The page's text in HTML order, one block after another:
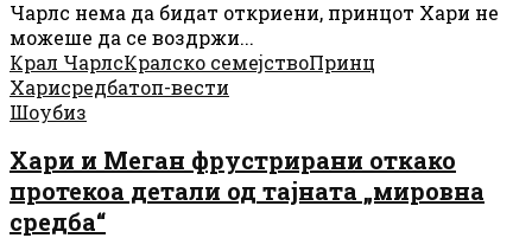
Чарлс нема да бидат откриени, принцот Хари не
можеше да се воздржи...
Крал ЧарлсКралско семејствоПринц
Харисредбатоп-вести
Шоубиз
Хари и Меган фрустрирани откако
протекоа детали од тајната „мировна
средба“